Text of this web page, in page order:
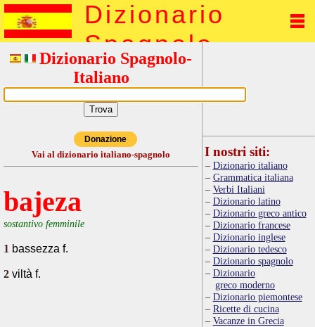
Dizionario
Spagnolo
Dizionario Spagnolo-
Italiano
Donazione
Vai al dizionario italiano-spagnolo
bajeza
sostantivo femminile
1 bassezza f.
2 viltà f.
I nostri siti:
Dizionario italiano
Grammatica italiana
Verbi Italiani
Dizionario latino
Dizionario greco antico
Dizionario francese
Dizionario inglese
Dizionario tedesco
Dizionario spagnolo
Dizionario
greco moderno
Dizionario piemontese
Ricette di cucina
Vacanze in Grecia